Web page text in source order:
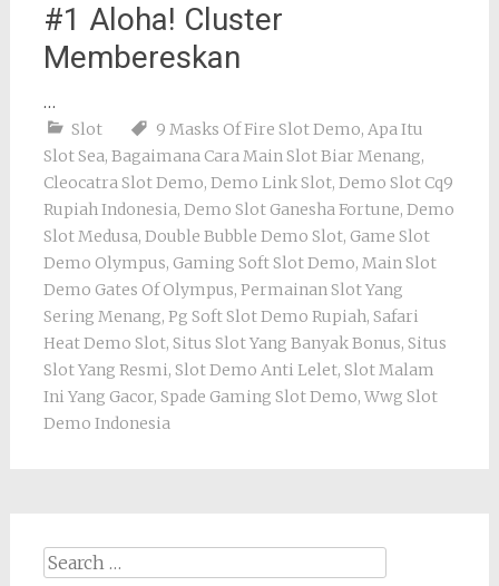
#1 Aloha! Cluster
Membereskan
…
Slot 9 Masks Of Fire Slot Demo, Apa Itu
Slot Sea, Bagaimana Cara Main Slot Biar Menang,
Cleocatra Slot Demo, Demo Link Slot, Demo Slot Cq9
Rupiah Indonesia, Demo Slot Ganesha Fortune, Demo
Slot Medusa, Double Bubble Demo Slot, Game Slot
Demo Olympus, Gaming Soft Slot Demo, Main Slot
Demo Gates Of Olympus, Permainan Slot Yang
Sering Menang, Pg Soft Slot Demo Rupiah, Safari
Heat Demo Slot, Situs Slot Yang Banyak Bonus, Situs
Slot Yang Resmi, Slot Demo Anti Lelet, Slot Malam
Ini Yang Gacor, Spade Gaming Slot Demo, Wwg Slot
Demo Indonesia
Search